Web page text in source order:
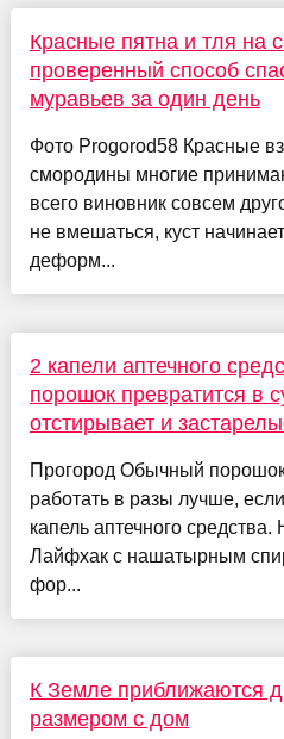
Красные пятна и тля на
проверенный способ
муравьев за один день
Фото Progorod58 Красные
смородины многие
всего виновник совсем
не вмешаться, куст
деформ...
2 капели аптечного
порошок превратится в
отстирывает и
Прогород Обычный порошок
работать в разы лучше,
капель аптечного
Лайфхак с нашатырным
фор...
К Земле приближаются
размером с дом